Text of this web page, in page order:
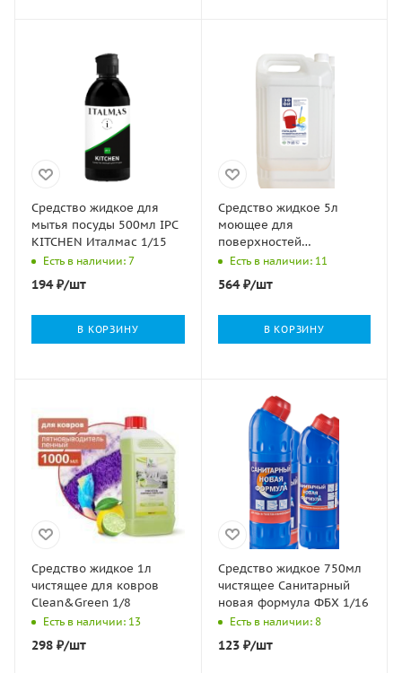
Средство жидкое для
мытья посуды 500мл IPC
KITCHEN Италмас 1/15
Есть в наличии: 7
194₽/шт
В КОРЗИНУ
Средство жидкое 5л
моющее для
поверхностей
Эффективная формула
ЭФФИ 1/4
Есть в наличии: 11
564₽/шт
В КОРЗИНУ
Средство жидкое 1л
чистящее для ковров
Clean&Green 1/8
Есть в наличии: 13
298 ₽/шт
Средство жидкое 750мл
чистящее Санитарный
новая формула ФБХ 1/16
Есть в наличии: 8
123₽/шт